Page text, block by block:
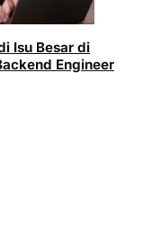
Isu Besar di
Engineer